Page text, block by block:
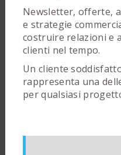
Newsletter, offerte,
e strategie
costruire relazioni e
clienti nel tempo.
Un cliente
rappresenta una
per qualsiasi